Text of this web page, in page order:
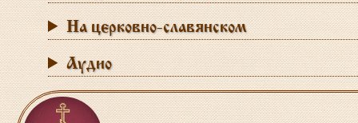
На церковно-славянском
Аудио